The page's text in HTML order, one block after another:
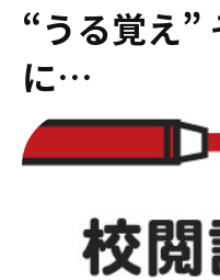
“うる覚え”
に…